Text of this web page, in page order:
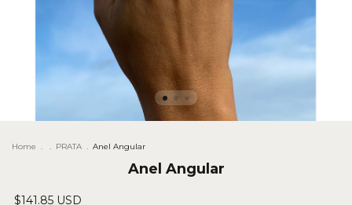
Home . . PRATA . Anel Angular
Anel Angular
$141.85 USD